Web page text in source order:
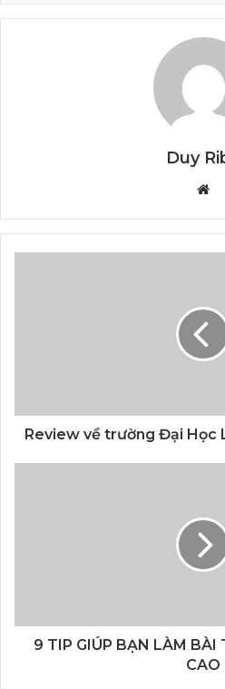
Duy
Review về trường Đại Học
9 TIP GIÚP BẠN LÀM
CAO